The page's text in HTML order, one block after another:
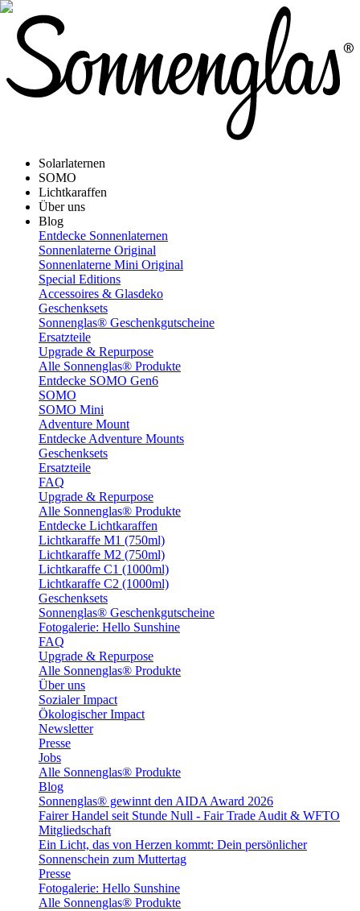
Solarlaternen
SOMO
Lichtkaraffen
Über uns
Blog
Entdecke Sonnenlaternen
Sonnenlaterne Original
Sonnenlaterne Mini Original
Special Editions
Accessoires & Glasdeko
Geschenksets
Sonnenglas® Geschenkgutscheine
Ersatzteile
Upgrade & Repurpose
Alle Sonnenglas® Produkte
Entdecke SOMO Gen6
SOMO
SOMO Mini
Adventure Mount
Entdecke Adventure Mounts
Geschenksets
Ersatzteile
FAQ
Upgrade & Repurpose
Alle Sonnenglas® Produkte
Entdecke Lichtkaraffen
Lichtkaraffe M1 (750ml)
Lichtkaraffe M2 (750ml)
Lichtkaraffe C1 (1000ml)
Lichtkaraffe C2 (1000ml)
Geschenksets
Sonnenglas® Geschenkgutscheine
Fotogalerie: Hello Sunshine
FAQ
Upgrade & Repurpose
Alle Sonnenglas® Produkte
Über uns
Sozialer Impact
Ökologischer Impact
Newsletter
Presse
Jobs
Alle Sonnenglas® Produkte
Blog
Sonnenglas® gewinnt den AIDA Award 2026
Fairer Handel seit Stunde Null - Fair Trade Audit & WFTO
Mitgliedschaft
Ein Licht, das von Herzen kommt: Dein persönlicher
Sonnenschein zum Muttertag
Presse
Fotogalerie: Hello Sunshine
Alle Sonnenglas® Produkte